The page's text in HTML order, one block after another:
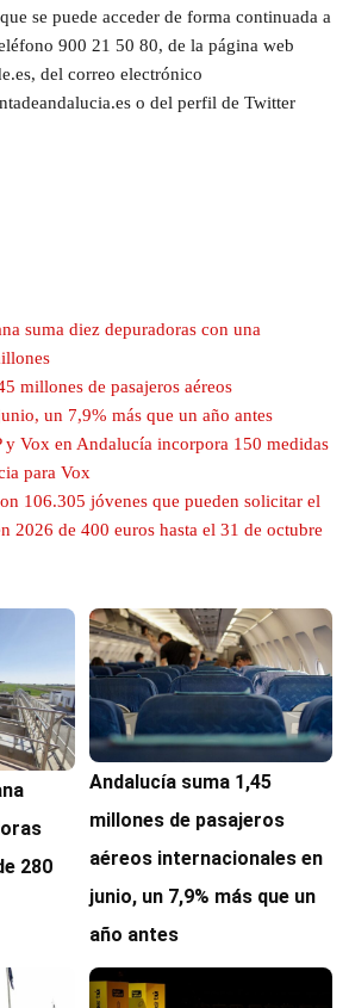
se puede acceder de forma continuada a
900 21 50 80, de la página web
del correo electrónico
o del perfil de Twitter
suma diez depuradoras con una
millones de pasajeros aéreos
un 7,9% más que un año antes
y Vox en Andalucía incorpora 150 medidas
para Vox
106.305 jóvenes que pueden solicitar el
2026 de 400 euros hasta el 31 de octubre
280
Andalucía suma 1,45
millones de pasajeros
aéreos internacionales en
junio, un 7,9% más que un
año antes